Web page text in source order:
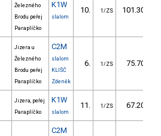
Železného
Brodu peřej
Paraplíčko
K1W
slalom
10. 1/ZS 101.30
Jizera u
Železného
Brodu peřej
Paraplíčko
C2M
slalom
KLIŠČ
Zdeněk
6. 1/ZS 75.70
Jizera, peřej
Paraplíčko
K1W
slalom
11. 1/ZS 67.20
C2M